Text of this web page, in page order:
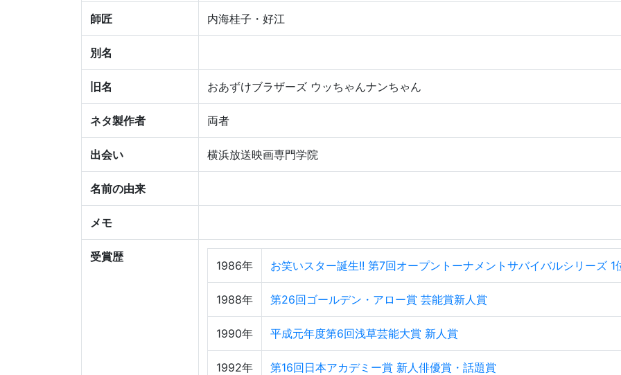
師匠 内海桂子・好江
別名
旧名 おあずけブラザーズ ウッちゃんナンちゃん
ネタ製作者 両者
出会い 横浜放送映画専門学院
名前の由来
メモ
受賞歴
1986年 お笑いスター誕生!! 第7回オープントーナメントサバイバルシリーズ 1
1988年 第26回ゴールデン・アロー賞 芸能賞新人賞
1990年 平成元年度第6回浅草芸能大賞 新人賞
1992年 第16回日本アカデミー賞 新人俳優賞・話題賞